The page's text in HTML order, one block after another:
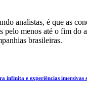
analistas, é que as
pelo menos até o fim do
brasileiras.
infinita e experiências imersivas